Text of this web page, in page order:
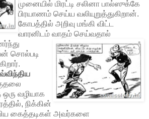
முனையில் மிரட்டி சலினா பால்ஸுக்கே
பிரயாணம் செய்ய வலியுறுத்துகிறான்.
கோபத்தில் அறிவு மங்கி விட்ட
வாரனிடம் வாதம் செய்வதால்
சொல்படி
ஒரு வழியாக
நிக்கின்
கைத்தடிகள் அவர்களை